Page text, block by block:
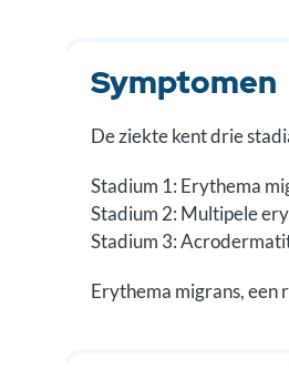
Symptomen
De ziekte kent drie
Stadium 1: Erythema
Stadium 2: Multipele
Stadium 3:
Erythema migrans, een